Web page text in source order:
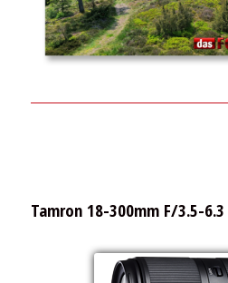
Tamron 18-300mm F/3.5-6.3